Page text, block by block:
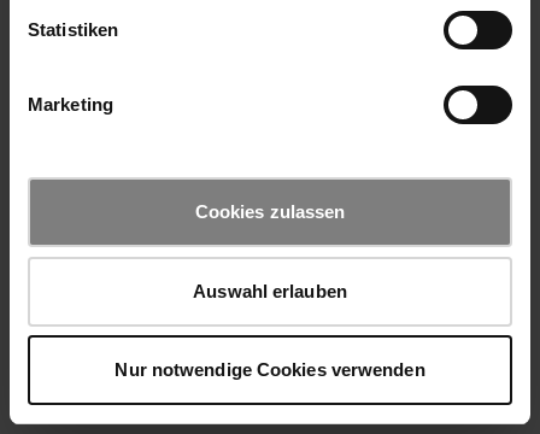
Statistiken
Marketing
Cookies zulassen
Auswahl erlauben
Nur notwendige Cookies verwenden